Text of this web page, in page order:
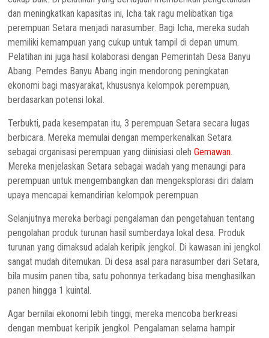
dan meningkatkan kapasitas ini, Icha tak ragu melibatkan tiga
perempuan Setara menjadi narasumber. Bagi Icha, mereka sudah
memiliki kemampuan yang cukup untuk tampil di depan umum.
Pelatihan ini juga hasil kolaborasi dengan Pemerintah Desa Banyu
Abang. Pemdes Banyu Abang ingin mendorong peningkatan
ekonomi bagi masyarakat, khususnya kelompok perempuan,
berdasarkan potensi lokal.
Terbukti, pada kesempatan itu, 3 perempuan Setara secara lugas
berbicara. Mereka memulai dengan memperkenalkan Setara
sebagai organisasi perempuan yang diinisiasi olehGemawan.
Mereka menjelaskan Setara sebagai wadah yang menaungi para
perempuan untuk mengembangkan dan mengeksplorasi diri dalam
upaya mencapai kemandirian kelompok perempuan.
Selanjutnya mereka berbagi pengalaman dan pengetahuan tentang
pengolahan produk turunan hasil sumberdaya lokal desa. Produk
turunan yang dimaksud adalah keripik jengkol. Di kawasan ini jengkol
sangat mudah ditemukan. Di desa asal para narasumber dari Setara,
bila musim panen tiba, satu pohonnya terkadang bisa menghasilkan
panen hingga 1 kuintal.
Agar bernilai ekonomi lebih tinggi, mereka mencoba berkreasi
dengan membuat keripik jengkol. Pengalaman selama hampir